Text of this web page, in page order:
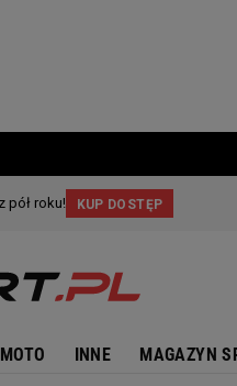
MOTO INNE MAGAZYN